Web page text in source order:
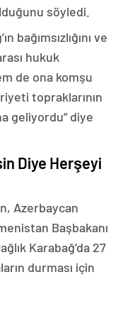
söyledi.
bağımsızlığını ve
hukuk
de ona komşu
topraklarının
geliyordu” diye
Diye Herşeyi
Azerbaycan
Başbakanı
Karabağ’da 27
durması için